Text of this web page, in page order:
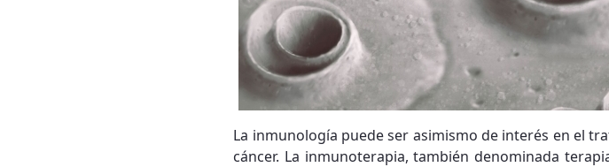
La inmunología puede ser asimismo de interés en el
cáncer. La inmunoterapia, también denominada